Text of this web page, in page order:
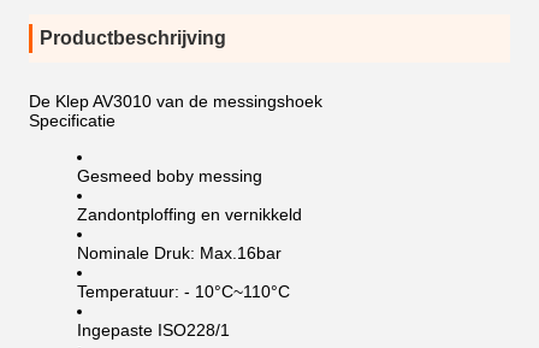
Productbeschrijving
De Klep AV3010 van de messingshoek
Specificatie
Gesmeed boby messing
Zandontploffing en vernikkeld
Nominale Druk: Max.16bar
Temperatuur: - 10°C~110°C
Ingepaste ISO228/1